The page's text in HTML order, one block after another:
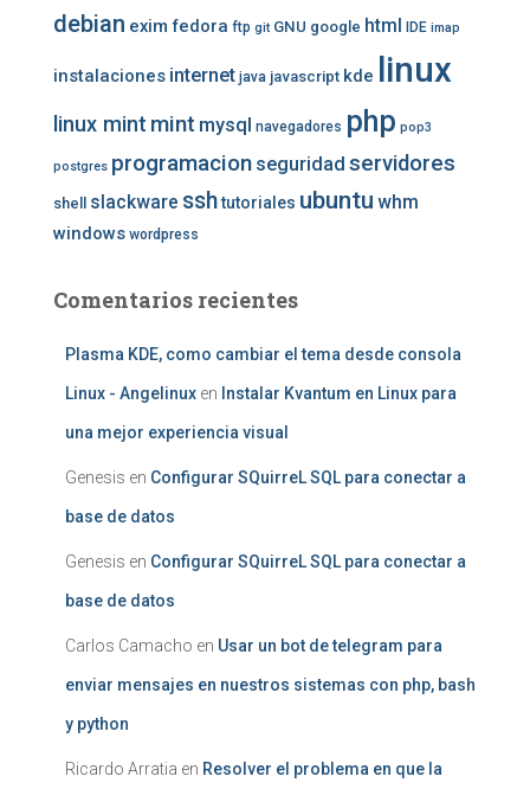
debian exim fedora ftp git GNU google html IDE imap
instalaciones internet java javascript kde linux
linux mint mint mysql navegadores php pop3
postgres programacion seguridad servidores
shell slackware sshtutoriales ubuntu whm
windows wordpress
Comentarios recientes
Plasma KDE, como cambiar el tema desde consola
Linux - Angelinux en Instalar Kvantum en Linux para
una mejor experiencia visual
Genesis en Configurar SQuirreL SQL para conectar a
base de datos
Genesis en Configurar SQuirreL SQL para conectar a
base de datos
Carlos Camacho en Usar un bot de telegram para
enviar mensajes en nuestros sistemas con php, bash
y python
Ricardo Arratia en Resolver el problema en que la